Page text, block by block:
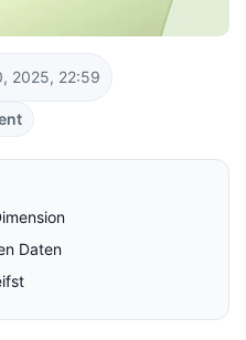
2025, 22:59
Daten